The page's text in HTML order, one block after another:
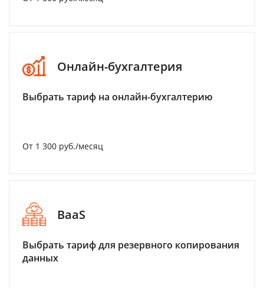
Онлайн-бухгалтерия
Выбрать тариф на онлайн-бухгалтерию
От 1 300 руб./месяц
BaaS
Выбрать тариф для резервного копирования
данных